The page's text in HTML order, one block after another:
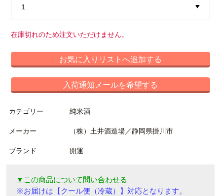
在庫切れのため注文いただけません。
お気に入りリストへ追加する
入荷通知メールを希望する
カテゴリー 純米酒
メーカー （株）土井酒造場／静岡県掛川市
ブランド 開運
▼この商品について問い合わせる
※お届けは 【 クール便（冷蔵） 】対応となります。